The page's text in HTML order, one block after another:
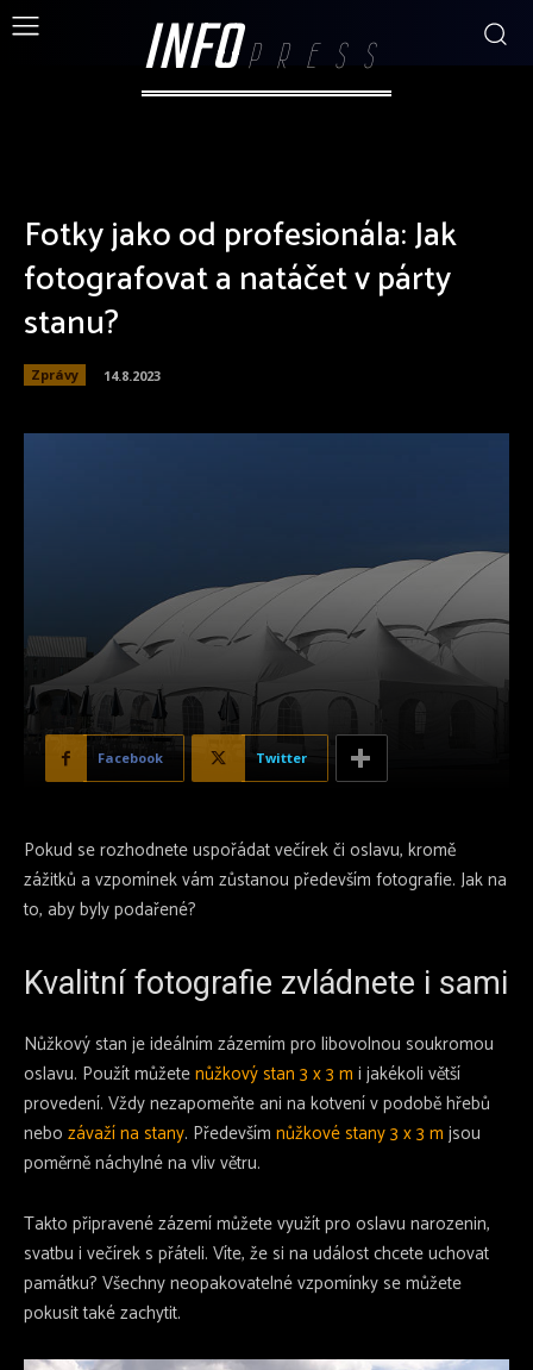
INFO PRESS
Fotky jako od profesionála: Jak
fotografovat a natáčet v párty
stanu?
Zprávy 14.8.2023
Facebook Twitter
Pokud se rozhodnete uspořádat večírek či oslavu, kromě
zážitků a vzpomínek vám zůstanou především fotografie. Jak na
to, aby byly podařené?
Kvalitní fotografie zvládnete i sami
Nůžkový stan je ideálním zázemím pro libovolnou soukromou
oslavu. Použít můžetenůžkový stan 3 x 3 m i jakékoli větší
provedení. Vždy nezapomeňte ani na kotvení v podobě hřebů
nebo závaží na stany. Především nůžkové stany 3 x 3 m jsou
poměrně náchylné na vliv větru.
Takto připravené zázemí můžete využít pro oslavu narozenin,
svatbu i večírek s přáteli. Víte, že si na událost chcete uchovat
památku? Všechny neopakovatelné vzpomínky se můžete
pokusit také zachytit.